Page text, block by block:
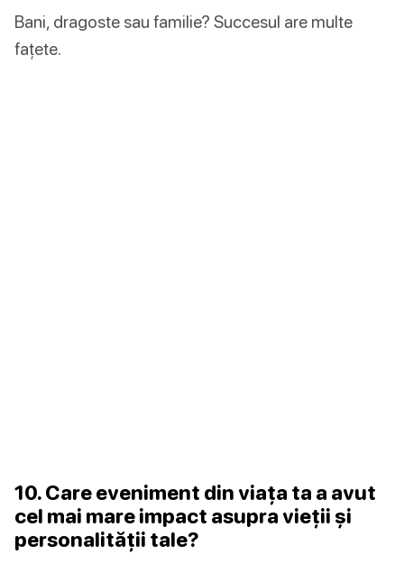
Bani, dragoste sau familie? Succesul are multe
fațete.
10. Care eveniment din viața ta a avut
cel mai mare impact asupra vieții și
personalității tale?